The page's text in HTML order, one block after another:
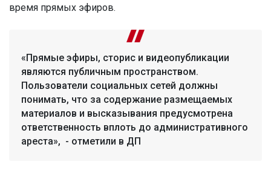
время прямых эфиров.
«Прямые эфиры, сторис и видеопубликации
являются публичным пространством.
Пользователи социальных сетей должны
понимать, что за содержание размещаемых
материалов и высказывания предусмотрена
ответственность вплоть до административного
ареста», - отметили в ДП